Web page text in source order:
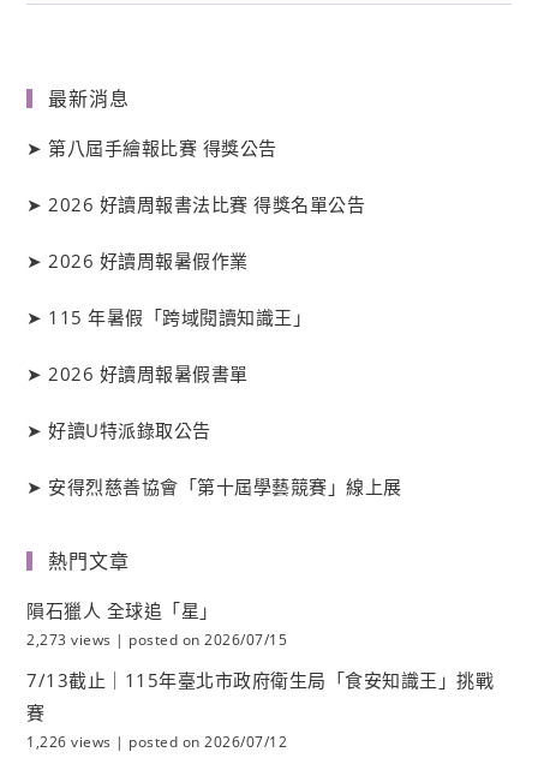
最新消息
➤第八屆手繪報比賽 得獎公告
➤2026 好讀周報書法比賽 得獎名單公告
➤2026 好讀周報暑假作業
➤ 115 年暑假「跨域閱讀知識王」
➤2026 好讀周報暑假書單
➤好讀U特派錄取公告
➤ 安得烈慈善協會「第十屆學藝競賽」線上展
熱門文章
隕石獵人 全球追「星」
2,273 views | posted on 2026/07/15
7/13截止｜115年臺北市政府衛生局「食安知識王」挑戰
賽
1,226 views | posted on 2026/07/12